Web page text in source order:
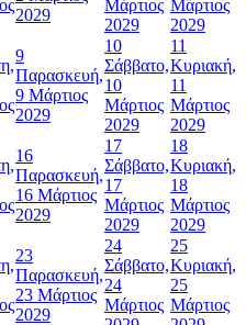
2029
Μάρτιος
2029
Μάρτιος
2029
9
Παρασκευή,
9 Μάρτιος
2029
10
Σάββατο,
10
Μάρτιος
2029
11
Κυριακή,
11
Μάρτιος
2029
16
Παρασκευή,
16 Μάρτιος
2029
17
Σάββατο,
17
Μάρτιος
2029
18
Κυριακή,
18
Μάρτιος
2029
23
Παρασκευή,
23 Μάρτιος
2029
24
Σάββατο,
24
Μάρτιος
25
Κυριακή,
25
Μάρτιος